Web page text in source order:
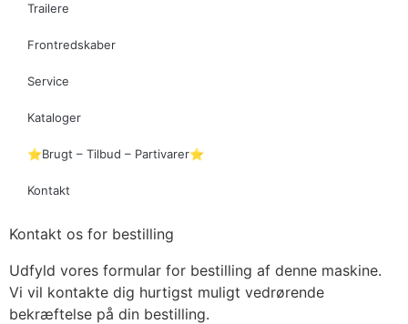
Trailere
Frontredskaber
Service
Kataloger
⭐Brugt – Tilbud – Partivarer⭐
Kontakt
Kontakt os for bestilling
Udfyld vores formular for bestilling af denne maskine.
Vi vil kontakte dig hurtigst muligt vedrørende
bekræftelse på din bestilling.